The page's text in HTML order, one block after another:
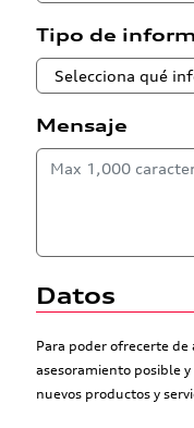
Tipo de
Mensaje
Datos
Para poder ofrecerte
asesoramiento posible
nuevos productos y